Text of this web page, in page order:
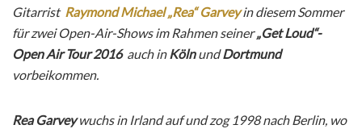
Gitarrist Raymond Michael „Rea“ Garveyin diesem Sommer
für zwei Open-Air-Shows im Rahmen seiner„Get Loud“-
Open Air Tour 2016auch inKölnundDortmund
vorbeikommen.
Rea Garveywuchs in Irland auf und zog 1998 nach Berlin, wo